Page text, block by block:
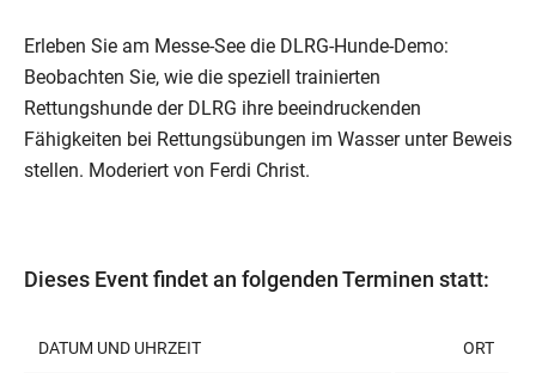
Erleben Sie am Messe-See die DLRG-Hunde-Demo:
Beobachten Sie, wie die speziell trainierten
Rettungshunde der DLRG ihre beeindruckenden
Fähigkeiten bei Rettungsübungen im Wasser unter Beweis
stellen. Moderiert von Ferdi Christ.
Dieses Event findet an folgenden Terminen statt:
DATUM UND UHRZEIT ORT